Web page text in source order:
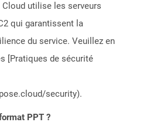
utilise les serveurs
qui garantissent la
du service. Veuillez en
[Pratiques de sécurité
security).
PPT ?